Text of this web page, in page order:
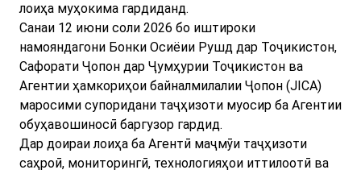
лоиҳа муҳокима гардиданд.
Санаи 12 июни соли 2026 бо иштироки
намояндагони Бонки Осиёии Рушд дар Тоҷикистон,
Сафорати Ҷопон дар Ҷумҳурии Тоҷикистон ва
Агентии ҳамкориҳои байналмилалии Ҷопон (JICA)
маросими супоридани таҷҳизоти муосир ба Агентии
обуҳавошиносӣ баргузор гардид.
Дар доираи лоиҳа ба Агентӣ маҷмӯи таҷҳизоти
саҳроӣ, мониторингӣ, технологияҳои иттилоотӣ ва